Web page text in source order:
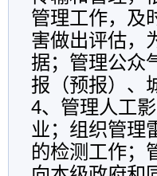
管理工作，及
害做出评估，
据；管理公众
报（预报）、
4、管理人工
业；组织管理
的检测工作；